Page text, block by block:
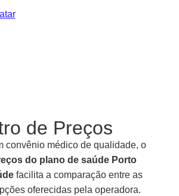
de Preços
convênio médico de qualidade, o
do plano de saúde Porto
facilita a comparação entre as
oferecidas pela operadora.